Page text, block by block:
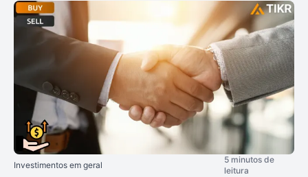
Investimentos em geral
5 minutos de
leitura